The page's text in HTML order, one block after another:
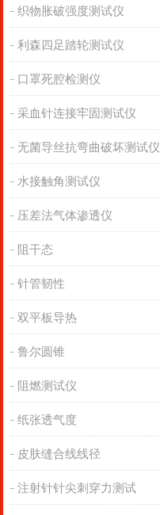
织物胀破强度测试仪
利森四足踏轮测试仪
口罩死腔检测仪
采血针连接牢固测试仪
无菌导丝抗弯曲破坏测试仪
水接触角测试仪
压差法气体渗透仪
阻干态
针管韧性
双平板导热
鲁尔圆锥
阻燃测试仪
纸张透气度
皮肤缝合线线径
注射针针尖刺穿力测试